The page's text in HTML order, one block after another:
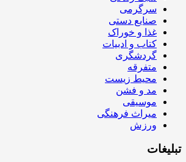
سرگرمی
صنایع دستی
غذا و خوراک
کتاب و ادبیات
گردشگری
متفرقه
محیط زیست
مد و فشن
موسیقی
میراث فرهنگی
ورزش
تبلیغات